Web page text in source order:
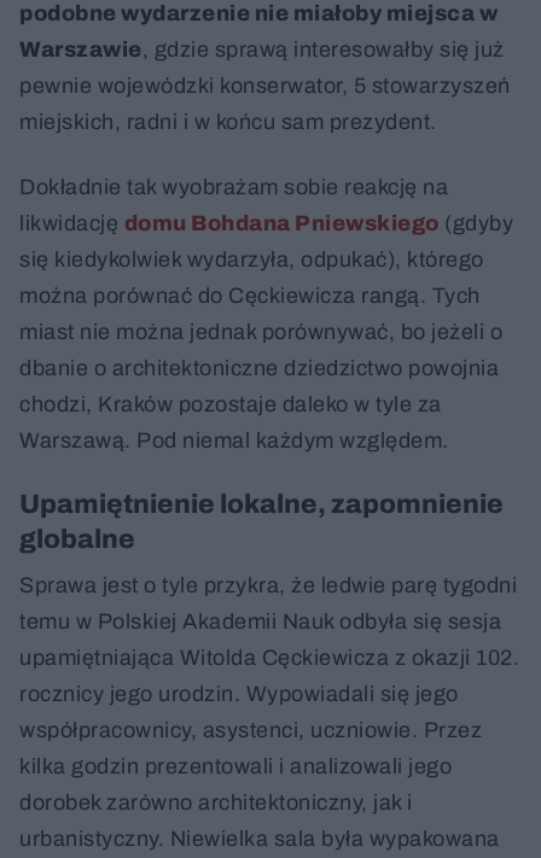
podobne wydarzenie nie miałoby miejsca w
Warszawie , gdzie sprawą interesowałby się już
pewnie wojewódzki konserwator, 5 stowarzyszeń
miejskich, radni i w końcu sam prezydent.
Dokładnie tak wyobrażam sobie reakcję na
likwidację domu Bohdana Pniewskiego (gdyby
się kiedykolwiek wydarzyła, odpukać), którego
można porównać do Cęckiewicza rangą. Tych
miast nie można jednak porównywać, bo jeżeli o
dbanie o architektoniczne dziedzictwo powojnia
chodzi, Kraków pozostaje daleko w tyle za
Warszawą. Pod niemal każdym względem.
Upamiętnienie lokalne, zapomnienie
globalne
Sprawa jest o tyle przykra, że ledwie parę tygodni
temu w Polskiej Akademii Nauk odbyła się sesja
upamiętniająca Witolda Cęckiewicza z okazji 102.
rocznicy jego urodzin. Wypowiadali się jego
współpracownicy, asystenci, uczniowie. Przez
kilka godzin prezentowali i analizowali jego
dorobek zarówno architektoniczny, jak i
urbanistyczny. Niewielka sala była wypakowana